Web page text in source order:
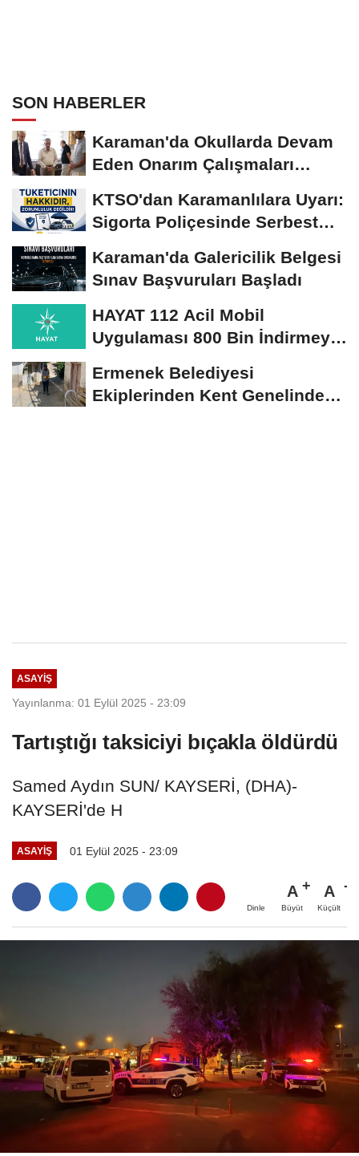
SON HABERLER
Karaman'da Okullarda Devam
Eden Onarım Çalışmaları
KTSO'dan Karamanlılara Uyarı:
Sigorta Poliçesinde Serbest
Karaman'da Galericilik Belgesi
Sınav Başvuruları Başladı
HAYAT 112 Acil Mobil
Uygulaması 800 Bin İndirmeyi
Ermenek Belediyesi
Ekiplerinden Kent Genelinde
ASAYIŞ
Yayınlanma: 01 Eylül 2025 - 23:09
Tartıştığı taksiciyi bıçakla öldürdü
Samed Aydın SUN/ KAYSERİ, (DHA)-
KAYSERİ'de H
ASAYIŞ 01 Eylül 2025 - 23:09
Dinle
A
Büyüt
A
Küçült